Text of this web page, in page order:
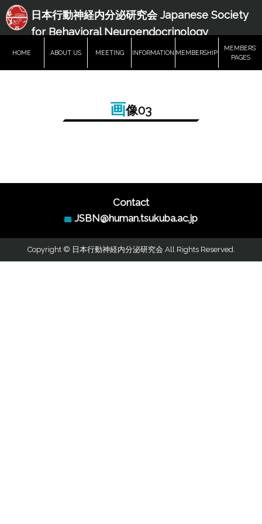
日本行動神経内分泌研究会 Japanese Society
for Behavioral Neuroendocrinology
HOME ABOUT US MEETING INFORMATION MEMBERSHIP
MEMBERS’
PAGES
画像03
Contact
JSBN@human.tsukuba.ac.jp
Copyright © 日本行動神経内分泌研究会 All Rights Reserved.